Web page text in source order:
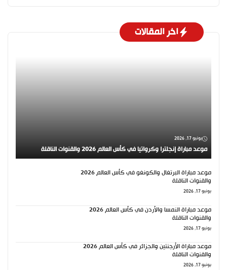
اخر المقالات
يونيو 17, 2026
موعد مباراة إنجلترا وكرواتيا في كأس العالم 2026 والقنوات الناقلة
موعد مباراة البرتغال والكونغو في كأس العالم 2026
والقنوات الناقلة
يونيو 17, 2026
موعد مباراة النمسا والأردن في كأس العالم 2026
والقنوات الناقلة
يونيو 17, 2026
موعد مباراة الأرجنتين والجزائر في كأس العالم 2026
والقنوات الناقلة
يونيو 17, 2026